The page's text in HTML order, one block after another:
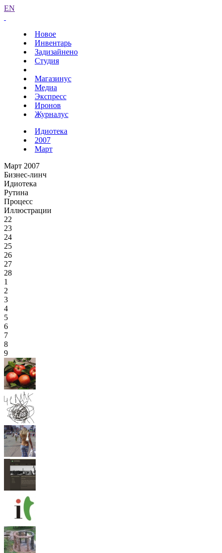
EN
Новое
Инвентарь
Задизайнено
Студия
Магазинус
Медиа
Экспресс
Иронов
Журналус
Идиотека
2007
Март
Март 2007
Бизнес-линч
Идиотека
Рутина
Процесс
Иллюстрации
22
23
24
25
26
27
28
1
2
3
4
5
6
7
8
9